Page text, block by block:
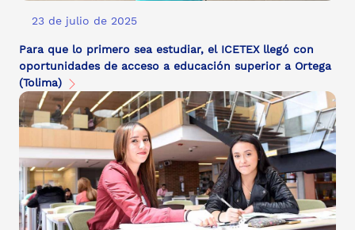
23 de julio de 2025
Para que lo primero sea estudiar, el ICETEX llegó con
oportunidades de acceso a educación superior a Ortega
(Tolima)